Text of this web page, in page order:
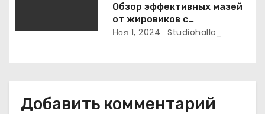
Обзор эффективных мазей
от жировиков с
рассасывающим эффектом
Ноя 1, 2024 Studiohallo_
Добавить комментарий